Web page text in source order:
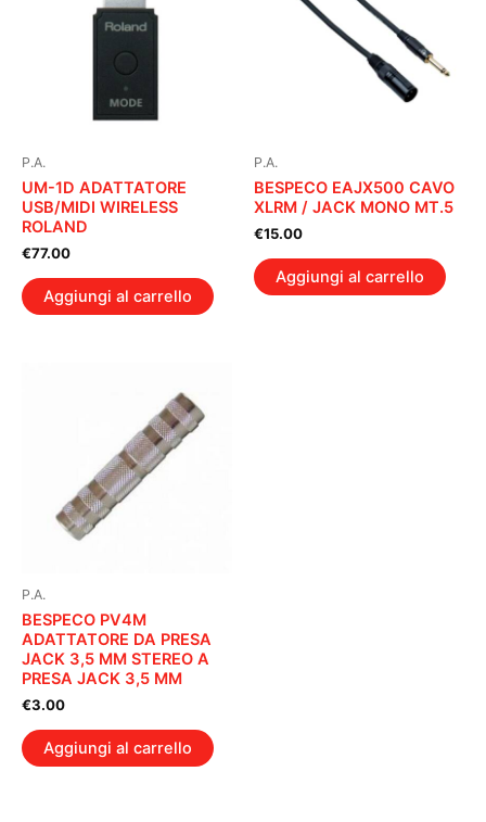
P.A.
UM-1D ADATTATORE
USB/MIDI WIRELESS
ROLAND
€77.00
Aggiungi al carrello
P.A.
BESPECO EAJX500 CAVO
XLRM / JACK MONO MT.5
€15.00
Aggiungi al carrello
P.A.
BESPECO PV4M
ADATTATORE DA PRESA
JACK 3,5 MM STEREO A
PRESA JACK 3,5 MM
€3.00
Aggiungi al carrello